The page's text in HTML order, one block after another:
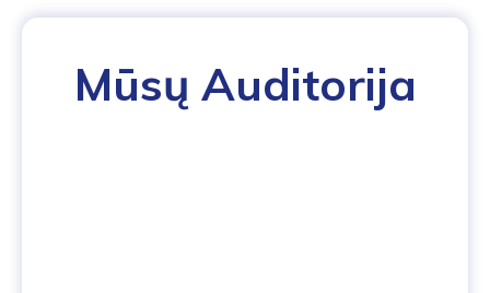
Mūsų Auditorija